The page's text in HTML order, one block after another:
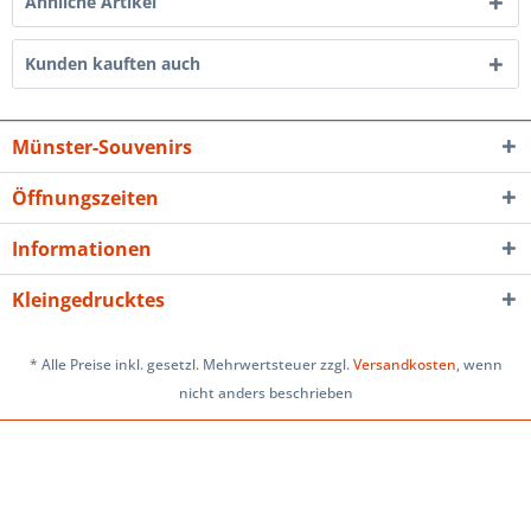
Kunden kauften auch
Münster-Souvenirs
Öffnungszeiten
Informationen
Kleingedrucktes
* Alle Preise inkl. gesetzl. Mehrwertsteuer zzgl.Versandkosten, wenn
nicht anders beschrieben